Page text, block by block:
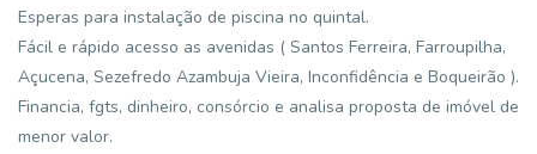
Esperas para instalação de piscina no quintal.
Fácil e rápido acesso as avenidas ( Santos Ferreira, Farroupilha,
Açucena, Sezefredo Azambuja Vieira, Inconfidência e Boqueirão ).
Financia, fgts, dinheiro, consórcio e analisa proposta de imóvel de
menor valor.